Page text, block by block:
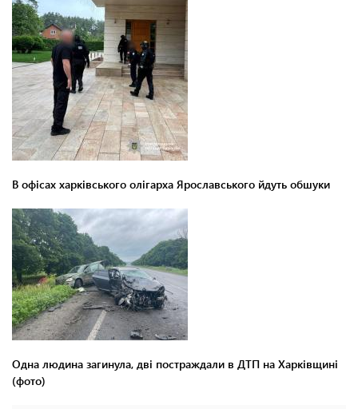
В офісах харківського олігарха Ярославського йдуть обшуки
Одна людина загинула, дві постраждали в ДТП на Харківщині
(фото)